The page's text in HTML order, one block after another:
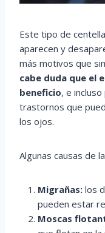
Este tipo de
aparecen y
más motivos que
cabe duda que el
beneficio, e
trastornos que
los ojos.
Algunas causas de
Migrañas: los
pueden estar
Moscas